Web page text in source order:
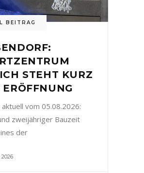
BEITRAG
STEHT KURZ
ERÖFFNUNG
aktuell vom 05.08.2026:
zweijähriger Bauzeit
der